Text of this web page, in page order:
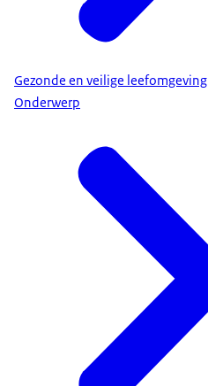
Gezonde en veilige leefomgeving
Onderwerp